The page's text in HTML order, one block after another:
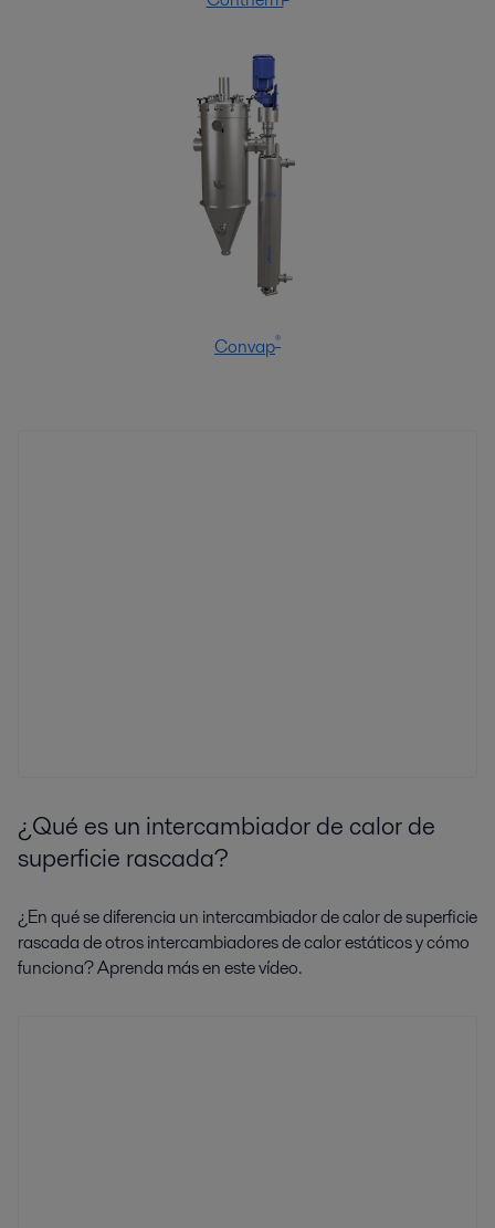
Convap®
¿Qué es un intercambiador de calor de
superficie rascada?
¿En qué se diferencia un intercambiador de calor de superficie
rascada de otros intercambiadores de calor estáticos y cómo
funciona? Aprenda más en este vídeo.